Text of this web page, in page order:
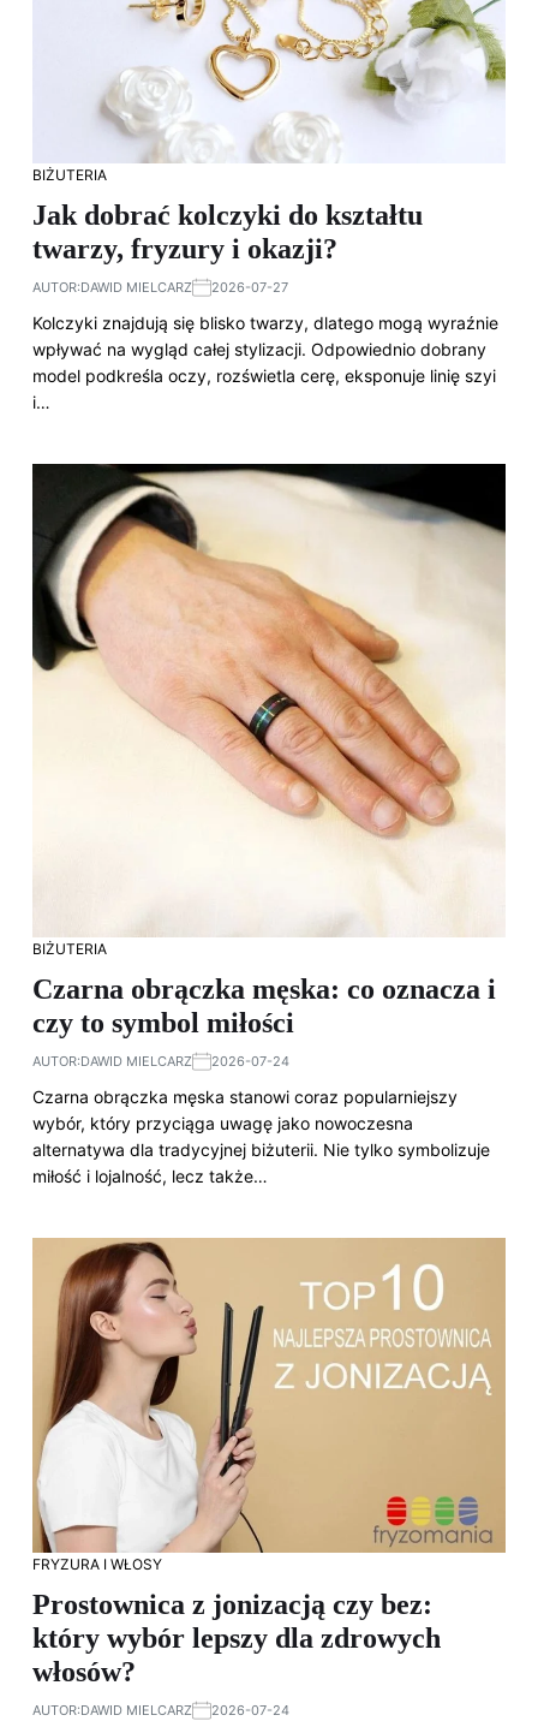
BIŻUTERIA
Jak dobrać kolczyki do kształtu
twarzy, fryzury i okazji?
AUTOR:DAWID MIELCARZ 2026-07-27
Kolczyki znajdują się blisko twarzy, dlatego mogą wyraźnie
wpływać na wygląd całej stylizacji. Odpowiednio dobrany
model podkreśla oczy, rozświetla cerę, eksponuje linię szyi
i…
BIŻUTERIA
Czarna obrączka męska: co oznacza i
czy to symbol miłości
AUTOR:DAWID MIELCARZ 2026-07-24
Czarna obrączka męska stanowi coraz popularniejszy
wybór, który przyciąga uwagę jako nowoczesna
alternatywa dla tradycyjnej biżuterii. Nie tylko symbolizuje
miłość i lojalność, lecz także…
FRYZURA I WŁOSY
Prostownica z jonizacją czy bez:
który wybór lepszy dla zdrowych
włosów?
AUTOR:DAWID MIELCARZ 2026-07-24